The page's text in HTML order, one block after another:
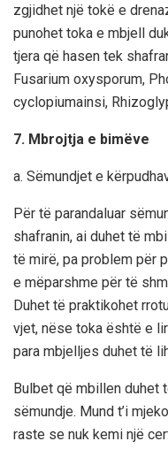
zgjidhet një tokë e
punohet toka e mbjell
tjera që hasen tek
Fusarium oxysporum,
cyclopiumainsi,
7. Mbrojtja e bimëve
a. Sëmundjet e
Për të parandaluar
shafranin, ai duhet të
të mirë, pa problem për
e mëparshme për të
Duhet të praktikohet
vjet, nëse toka është e
para mbjelljes duhet të
Bulbet që mbillen duhet
sëmundje. Mund t’i
raste se nuk kemi një